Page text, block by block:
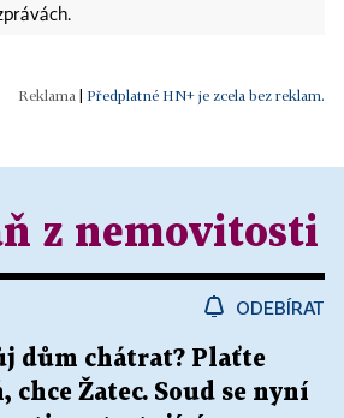
Předplatné HN+ je zcela bez reklam.
z nemovitosti
ODEBÍRAT
dům chátrat? Plaťte
chce Žatec. Soud se nyní